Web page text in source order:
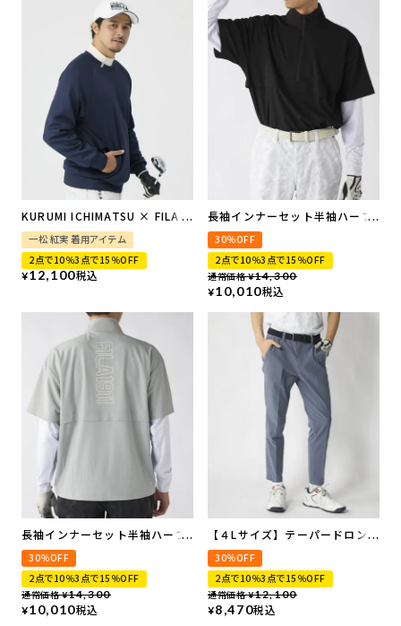
KURUMI ICHIMATSU × FILA
GOLF
ジップポケット付きプルオーバ
ー
一松 紅実 着用アイテム
2点で10％3点で15％OFF
¥12,100税込
長袖インナーセット半袖ハーフ
ジッププルオーバー
30％OFF
2点で10％3点で15％OFF
通常価格 ¥14,300
¥10,010税込
長袖インナーセット半袖ハーフ
ジッププルオーバー
30％OFF
2点で10％3点で15％OFF
通常価格 ¥14,300
¥10,010税込
【４Lサイズ】テーパードロング
パンツ
30％OFF
2点で10％3点で15％OFF
通常価格 ¥12,100
¥8,470税込